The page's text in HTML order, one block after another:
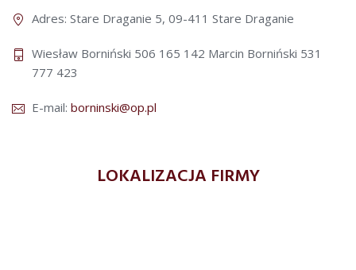
Adres: Stare Draganie 5, 09-411 Stare Draganie
Wiesław Borniński 506 165 142 Marcin Borniński 531
777 423
E-mail: borninski@op.pl
LOKALIZACJA FIRMY